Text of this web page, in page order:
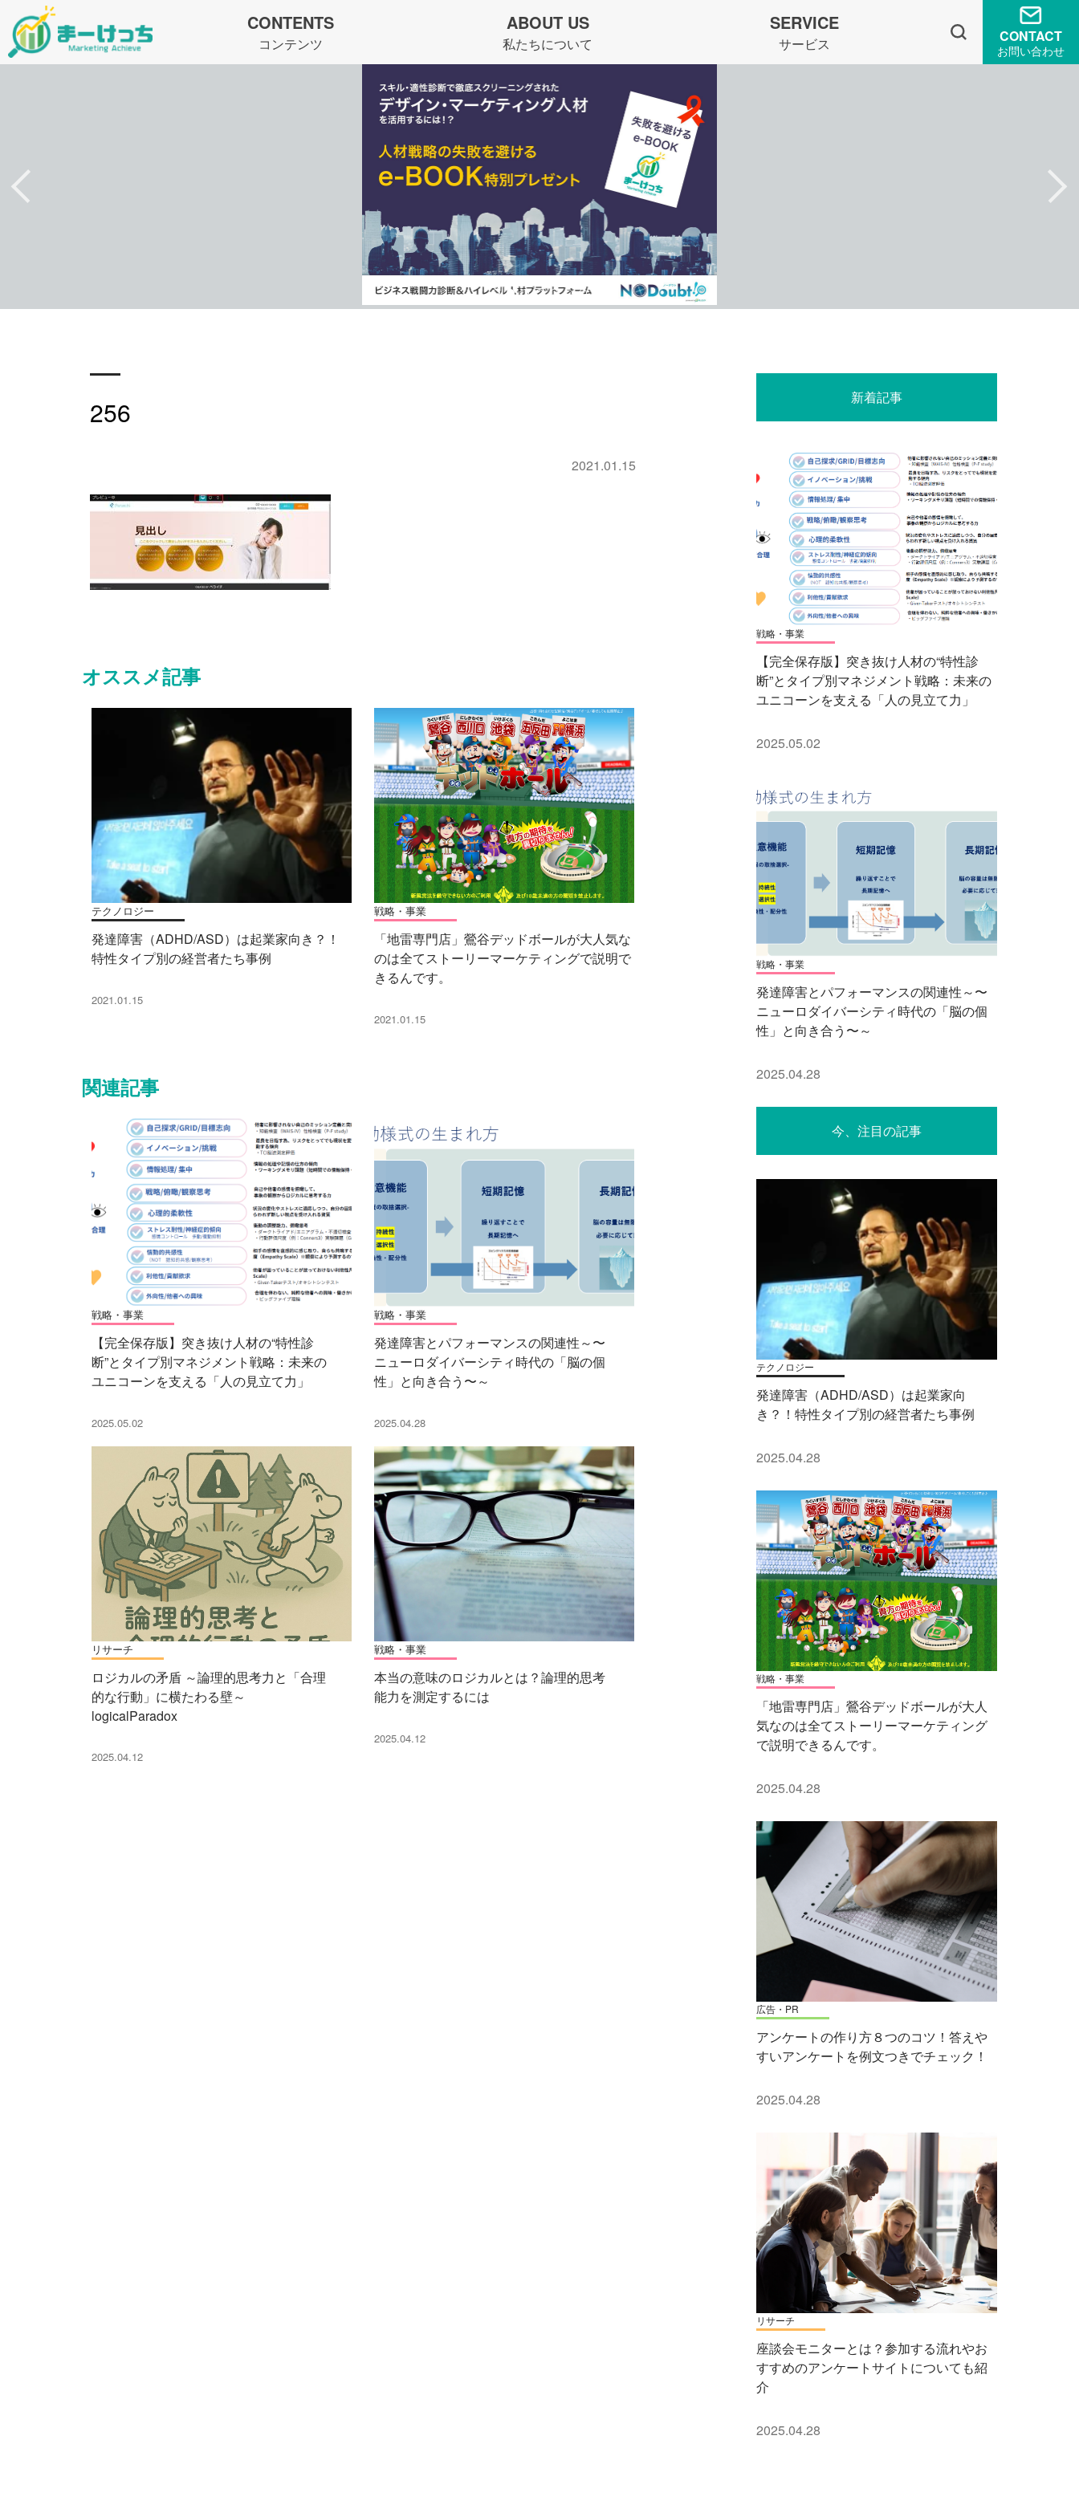
CONTENTS
コンテンツ
ABOUT US
私たちについて
SERVICE
サービス CONTACT
お問い合わせ
256
2021.01.15
オススメ記事
テクノロジー
発達障害（ADHD/ASD）は起業家向き？！
特性タイプ別の経営者たち事例
2021.01.15
戦略・事業
「地雷専門店」鶯谷デッドボールが大人気な
のは全てストーリーマーケティングで説明で
きるんです。
2021.01.15
関連記事
戦略・事業
【完全保存版】突き抜け人材の“特性診
断”とタイプ別マネジメント戦略：未来の
ユニコーンを支える「人の見立て力」
2025.05.02
戦略・事業
発達障害とパフォーマンスの関連性～〜
ニューロダイバーシティ時代の「脳の個
性」と向き合う〜～
2025.04.28
リサーチ
ロジカルの矛盾 ～論理的思考力と「合理
的な行動」に横たわる壁～
logicalParadox
2025.04.12
戦略・事業
本当の意味のロジカルとは？論理的思考
能力を測定するには
2025.04.12
新着記事
戦略・事業
【完全保存版】突き抜け人材の“特性診
断”とタイプ別マネジメント戦略：未来の
ユニコーンを支える「人の見立て力」
2025.05.02
戦略・事業
発達障害とパフォーマンスの関連性～〜
ニューロダイバーシティ時代の「脳の個
性」と向き合う〜～
2025.04.28
今、注目の記事
テクノロジー
発達障害（ADHD/ASD）は起業家向
き？！特性タイプ別の経営者たち事例
2025.04.28
戦略・事業
「地雷専門店」鶯谷デッドボールが大人
気なのは全てストーリーマーケティング
で説明できるんです。
2025.04.28
広告・PR
アンケートの作り方８つのコツ！答えや
すいアンケートを例文つきでチェック！
2025.04.28
リサーチ
座談会モニターとは？参加する流れやお
すすめのアンケートサイトについても紹
介
2025.04.28